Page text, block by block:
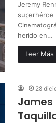
Jeremy
superhéroe
herido en…
Leer Más
28
James